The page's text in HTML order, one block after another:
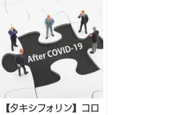
【タキシフォリン】コロ